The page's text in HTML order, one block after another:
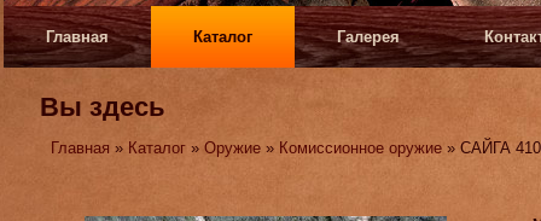
Главная Каталог Галерея
Вы здесь
Главная » Каталог »Оружие » Комиссионное оружие » САЙГА